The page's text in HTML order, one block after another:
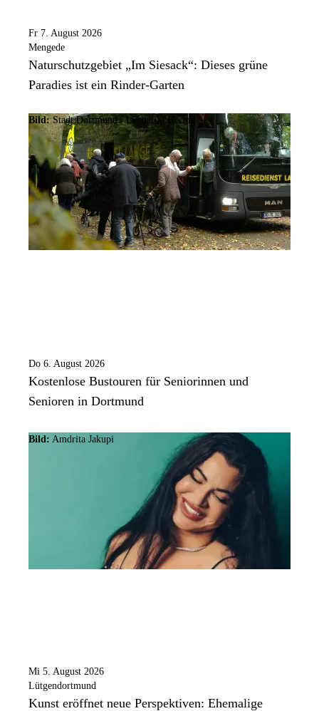
Fr 7. August 2026
Mengede
Naturschutzgebiet „Im Siesack“: Dieses grüne
Paradies ist ein Rinder-Garten
Bild: Stadt Dortmund / Leonardo Hering
Do 6. August 2026
Kostenlose Bustouren für Seniorinnen und
Senioren in Dortmund
Bild: Amdrita Jakupi
Mi 5. August 2026
Lütgendortmund
Kunst eröffnet neue Perspektiven: Ehemalige